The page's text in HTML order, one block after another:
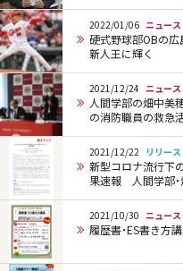
2022/01/06 ニュース
硬式野球部OBの広
新人王に輝く
2021/12/24 ニュース
人間学部の畑中美
の消防職員の救急
2021/12/22 リリース
新型コロナ流行下
果速報 人間学部
2021/10/30 ニュース
履歴書・ES書き方